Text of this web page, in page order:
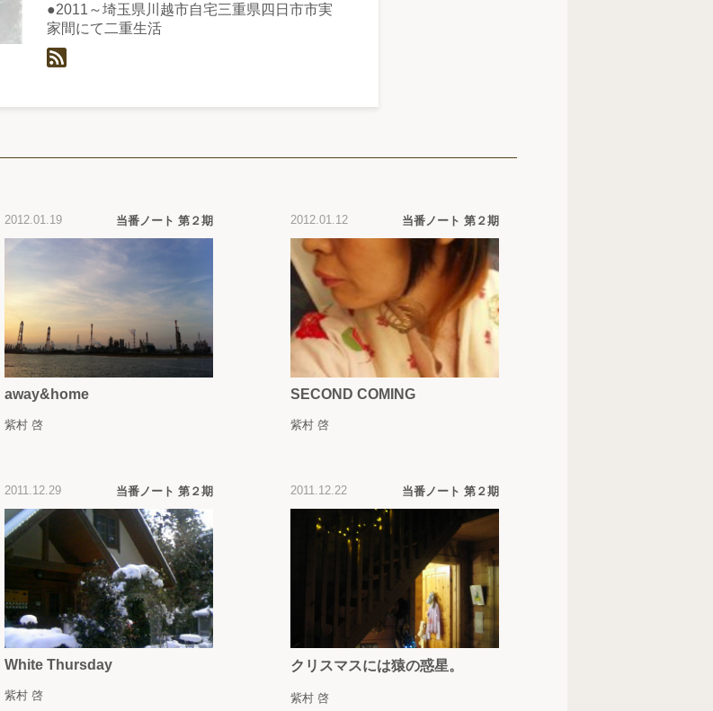
●2011～埼玉県川越市自宅三重県四日市市実
家間にて二重生活
2012.01.19 当番ノート 第２期
away&home
紫村 啓
2012.01.12 当番ノート 第２期
SECOND COMING
紫村 啓
2011.12.29 当番ノート 第２期
White Thursday
紫村 啓
2011.12.22 当番ノート 第２期
クリスマスには猿の惑星。
紫村 啓